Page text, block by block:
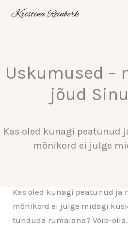
Uskumused –
jõud
Kas oled kunagi peatunud
mõnikord ei julge
Kas oled kunagi peatunud ja
mõnikord ei julge midagi
tunduda rumalana? Võib-olla.